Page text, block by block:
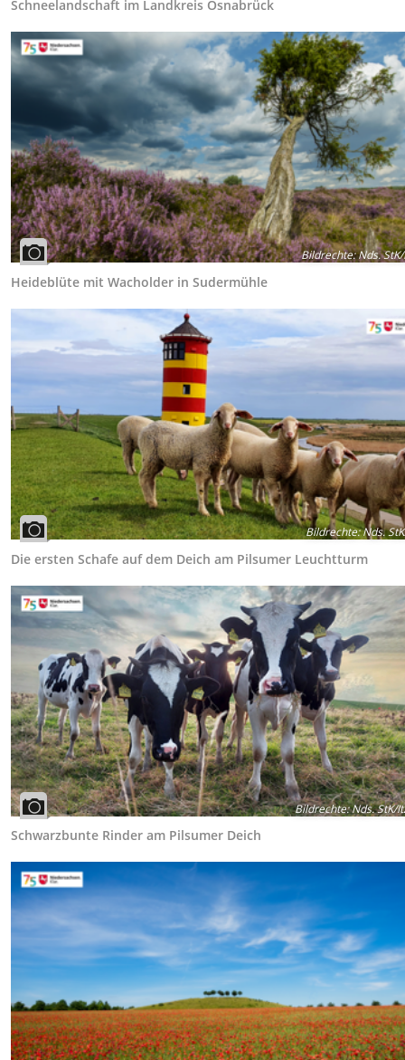
Schneelandschaft im Landkreis Osnabrück
Bildrechte:Nds.
Heideblüte mit Wacholder in Sudermühle
Bildrechte:Nds.
Die ersten Schafe auf dem Deich am Pilsumer Leuchtturm
Bildrechte:Nds. StK/
Schwarzbunte Rinder am Pilsumer Deich